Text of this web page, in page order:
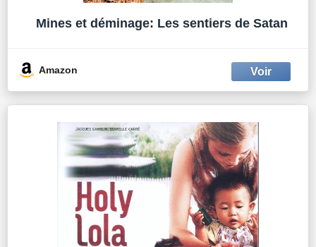
Mines et déminage: Les sentiers de Satan
Amazon